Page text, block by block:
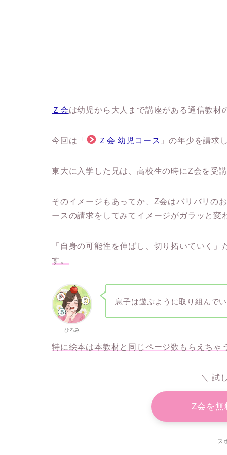
Ｚ会は幼児から大人まで講座がある通信教材
今回は「 Ｚ会 幼児コース 」の年少を請求
東大に入学した兄は、高校生の時にZ会を受
そのイメージもあってか、Z会はバリバリの
ースの請求をしてみてイメージがガラッと変
「自身の可能性を伸ばし、切り拓いていく」
す。
ひろみ
息子は遊ぶように取り組んで
特に絵本は本教材と同じページ数もらえちゃ
＼ 試
Z会を無
ス